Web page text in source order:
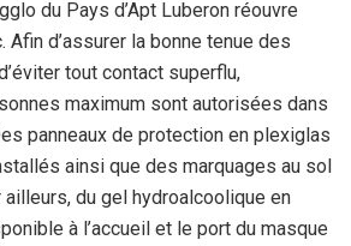
g
e
A
p
p
du Pays d’Apt Luberon réouvre
d’assurer la bonne tenue des
tout contact superflu,
maximum sont autorisées dans
panneaux de protection en plexiglas
ainsi que des marquages au sol
du gel hydroalcoolique en
à l’accueil et le port du masque